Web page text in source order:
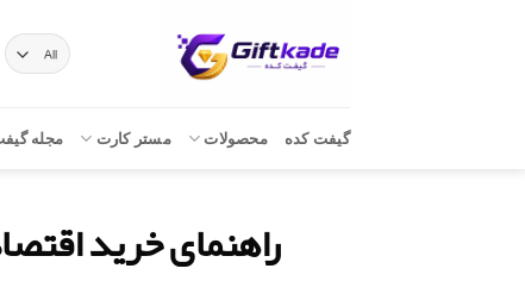
گیفت کده محصولات مستر کارت مجله
راهنمای خرید